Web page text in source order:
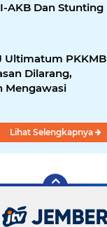
AKB Dan Stunting
Ultimatum PKKMB
Dilarang,
Mengawasi
Lihat Selengkapnya